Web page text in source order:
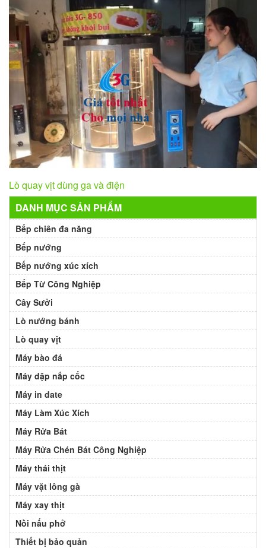
Lò quay vịt dùng ga và điện
DANH MỤC SẢN PHẨM
Bếp chiên đa năng
Bếp nướng
Bếp nướng xúc xích
Bếp Từ Công Nghiệp
Cây Sưởi
Lò nướng bánh
Lò quay vịt
Máy bào đá
Máy dập nắp cốc
Máy in date
Máy Làm Xúc Xích
Máy Rửa Bát
Máy Rửa Chén Bát Công Nghiệp
Máy thái thịt
Máy vặt lông gà
Máy xay thịt
Nồi nấu phở
Thiết bị bảo quản